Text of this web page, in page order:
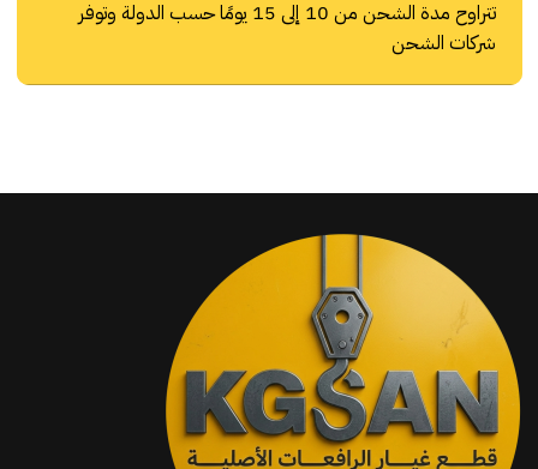
تتراوح مدة الشحن من 10 إلى 15 يومًا حسب الدولة وتوفر
شركات الشحن